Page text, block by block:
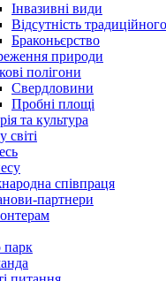
Інвазивні види
Відсутність
Браконьєрство
природи
полігони
Свердловини
Пробні площі
та культура
світі
співпраця
партнери